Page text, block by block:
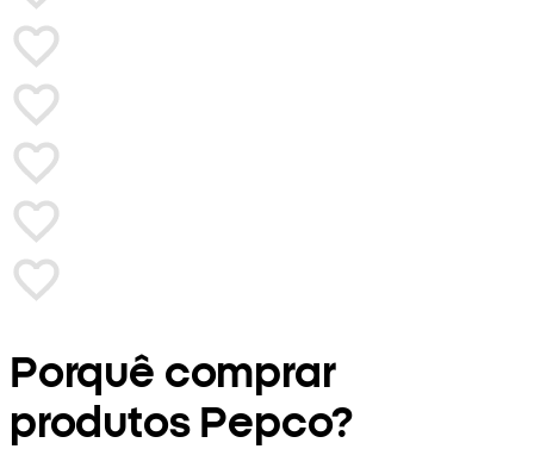
Porquê comprar
produtos Pepco?